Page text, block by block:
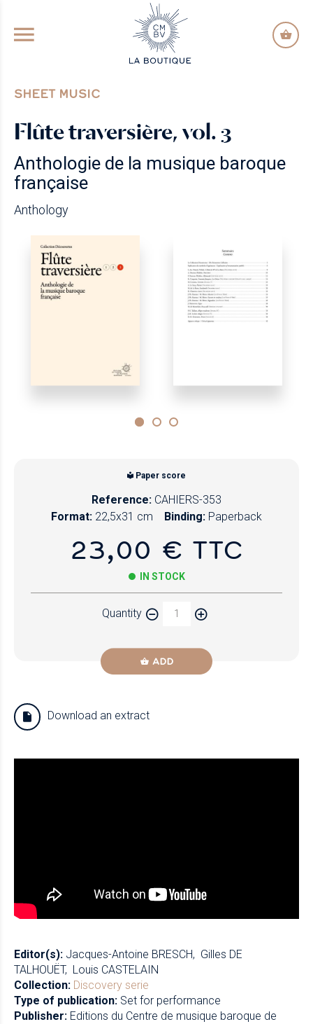
GO TO PRINCIPAL CONTENT
SHEET MUSIC
Flûte traversière, vol. 3
Anthologie de la musique baroque
française
Anthology
Paper score
Reference: CAHIERS-353
Format: 22,5x31 cm Binding: Paperback
23,00 € TTC
IN STOCK
Quantity
ADD
Download an extract
Editor(s): Jacques-Antoine BRESCH
Gilles DE
TALHOUËT
Louis CASTELAIN
Collection: Discovery serie
Type of publication: Set for performance
Publisher: Editions du Centre de musique baroque de